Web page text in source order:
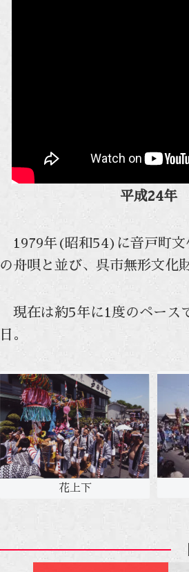
平成24年
1979年(昭和54)に音戸町文
の舟唄と並び、呉市無形文化
現在は約5年に1度のペース
日。
花上下